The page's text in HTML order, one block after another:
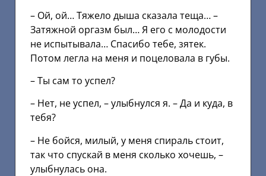
– Ой, ой… Тяжело дыша сказала теща… –
Затяжной оргазм был… Я его с молодости
не испытывала… Спасибо тебе, зятек.
Потом легла на меня и поцеловала в губы.
– Ты сам то успел?
– Нет, не успел, – улыбнулся я. – Да и куда, в
тебя?
– Не бойся, милый, у меня спираль стоит,
так что спускай в меня сколько хочешь, –
улыбнулась она.